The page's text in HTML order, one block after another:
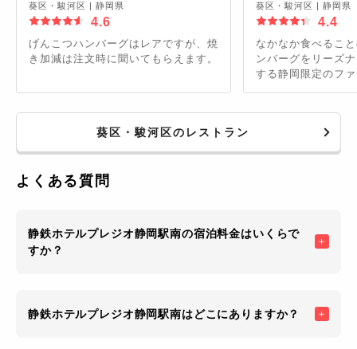
葵区・駿河区 | 静岡県
4.6
げんこつハンバーグはレアですが、焼
き加減は注文時に聞いてもらえます。
葵区・駿河区 | 静岡県
4.4
なかなか食べるこ
ンバーグをリーズ
する静岡限定のフ
葵区・駿河区のレストラン
よくある質問
静鉄ホテルプレジオ静岡駅南の宿泊料金はいくらで
すか？
静鉄ホテルプレジオ静岡駅南はどこにありますか？